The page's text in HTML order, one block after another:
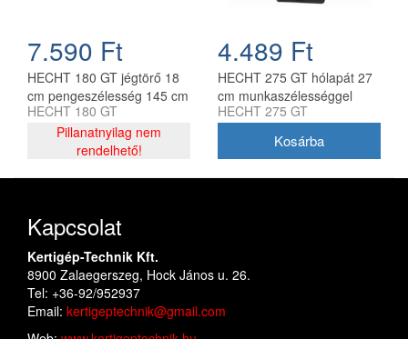
7.590 Ft
HECHT 180 GT jégtörő 18
cm pengeszélesség 145 cm
nyéllel
HECHT 180 GT
Pillanatnyilag nem
rendelhető!
4.489 Ft
HECHT 275 GT hólapát 27
cm munkaszélességgel
HECHT 275 GT
Kapcsolat
Kertigép-Technik Kft.
8900 Zalaegerszeg, Hock János u. 26.
Tel: +36-92/952937
Email: kertigeptechnik@gmail.com